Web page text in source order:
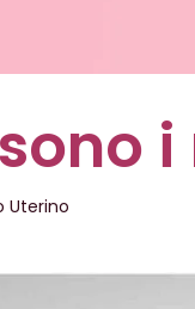
Uterino